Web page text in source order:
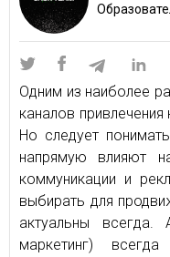
Одним из наиболее
каналов
Но следует
напрямую влияют
коммуникации и
выбирать для
актуальны всегда.
маркетинг)